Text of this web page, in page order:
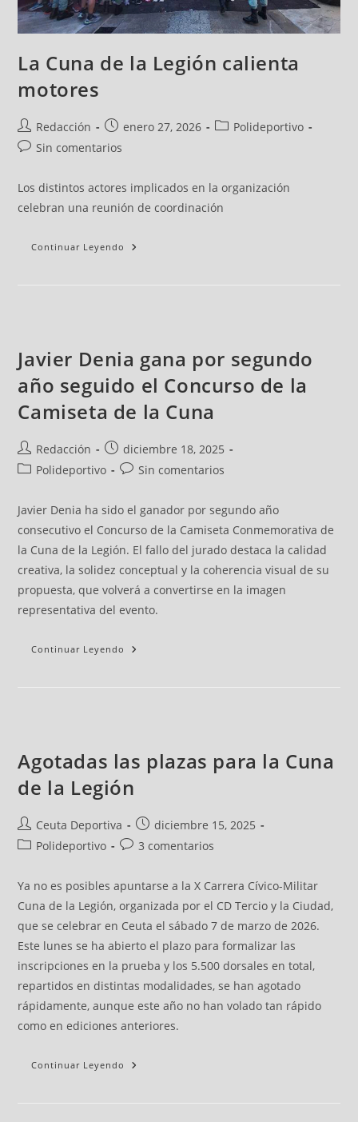
La Cuna de la Legión calienta
motores
Redacción enero 27, 2026
Polideportivo
Sin comentarios
Los distintos actores implicados en la organización
celebran una reunión de coordinación
Continuar Leyendo
Javier Denia gana por segundo
año seguido el Concurso de la
Camiseta de la Cuna
Redacción
diciembre 18, 2025
Polideportivo
Sin comentarios
Javier Denia ha sido el ganador por segundo año
consecutivo el Concurso de la Camiseta Conmemorativa de
la Cuna de la Legión. El fallo del jurado destaca la calidad
creativa, la solidez conceptual y la coherencia visual de su
propuesta, que volverá a convertirse en la imagen
representativa del evento.
Continuar Leyendo
Agotadas las plazas para la Cuna
de la Legión
Ceuta Deportiva
diciembre 15, 2025
Polideportivo
3 comentarios
Ya no es posibles apuntarse a la X Carrera Cívico-Militar
Cuna de la Legión, organizada por el CD Tercio y la Ciudad,
que se celebrar en Ceuta el sábado 7 de marzo de 2026.
Este lunes se ha abierto el plazo para formalizar las
inscripciones en la prueba y los 5.500 dorsales en total,
repartidos en distintas modalidades, se han agotado
rápidamente, aunque este año no han volado tan rápido
como en ediciones anteriores.
Continuar Leyendo